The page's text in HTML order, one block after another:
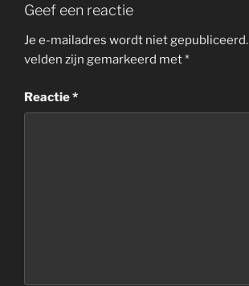
Geef een reactie
Je e-mailadres wordt niet gepubliceerd.
velden zijn gemarkeerd met*
Reactie*